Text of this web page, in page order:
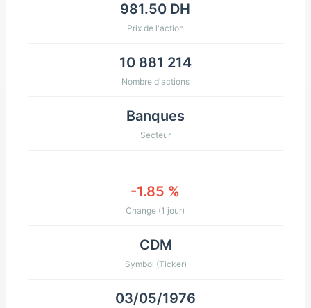
981.50 DH
Prix de l'action
10 881 214
Nombre d'actions
Banques
Secteur
-1.85 %
Change (1 jour)
CDM
Symbol (Ticker)
03/05/1976